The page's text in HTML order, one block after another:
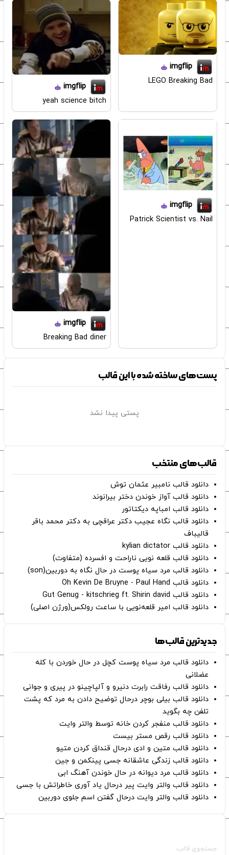
imgflip
LEGO Breaking Bad
imgflip
yeah science bitch
imgflip
Patrick Scientist vs. Nail
imgflip
Breaking Bad diner
پست‌های ساخته شده با این قالب
پستی پیدا نشد
قالب‌های منتخب
دانلود قالب نامبیر عثمان ‌توش
دانلود قالب آواز خوندن دختر بیرانوند
دانلود قالب امباپه دیکتاتور
دانلود قالب نگاه عجیب دکتر عراقچی به دکتر محمد باقر
قالیباف
دانلود قالب kylian dictator
دانلود قالب قلعه نویی ناراحت و افسرده (متفاوت)
دانلود قالب مرد سیاه پوست در حال نگاه به دوربین(son)
دانلود قالب Oh Kevin De Bruyne - Paul Hand
دانلود قالب Gut Genug - kitschrieg ft. Shirin david
دانلود قالب امیر قلعه‌نویی با ساعت رولکس(ورژن اصلی)
جدیدترین قالب‌ها
دانلود قالب مرد سیاه پوست کچل در حال خوردن با کله
عضلانی
دانلود قالب رفاقت رابرت دنیرو و آلپاچینو در پیری و جوانی
دانلود قالب بیلی بوچر درحال توضیح دادن به مرد که پشت
تلفن چه بگوید
دانلود قالب منفجر کردن خانه توسط والتر وایت
دانلود قالب رقص مستر بیست
دانلود قالب متین و ادی درحال قنداق کردن متیو
دانلود قالب زندگی عاشقانه جسی پینکمن و جین
دانلود قالب مرد دیوانه در حال خوندن آهنگ ابی
دانلود قالب والتر وایت پیر درحال یاد آوری خاطراتش با جسی
دانلود قالب والتر وایت درحال گفتن اسم جلوی دوربین
جستجوی قالب